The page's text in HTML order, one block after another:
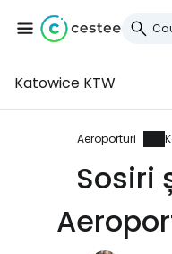
Katowice KTW
Aeroporturi
Sosiri
Cestee
... comunitatea